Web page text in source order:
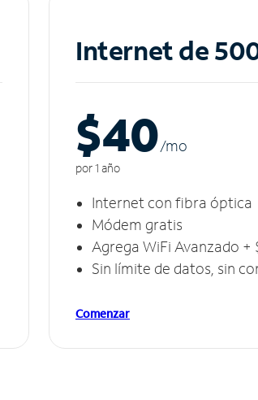
Internet de
$40/mo
por 1 año
Internet con fibra óptica
Módem gratis
Agrega WiFi Avanzado +
Sin límite de datos, sin
Comenzar